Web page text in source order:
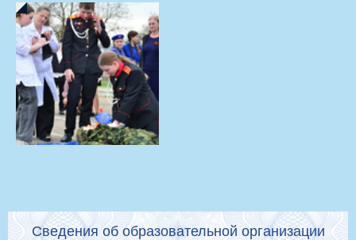
Сведения об образовательной организации